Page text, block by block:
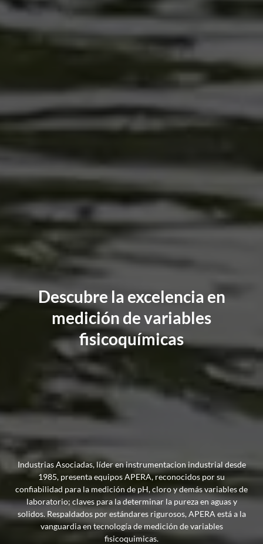
Descubre la excelencia en
medición de variables
fisicoquímicas
Industrias Asociadas, líder en instrumentacion industrial desde
1985, presenta equipos APERA, reconocidos por su
confiabilidad para la medición de pH, cloro y demás variables de
laboratorio; claves para la determinar la pureza en aguas y
solidos. Respaldados por estándares rigurosos, APERA está a la
vanguardia en tecnología de medición de variables
fisicoquimicas.